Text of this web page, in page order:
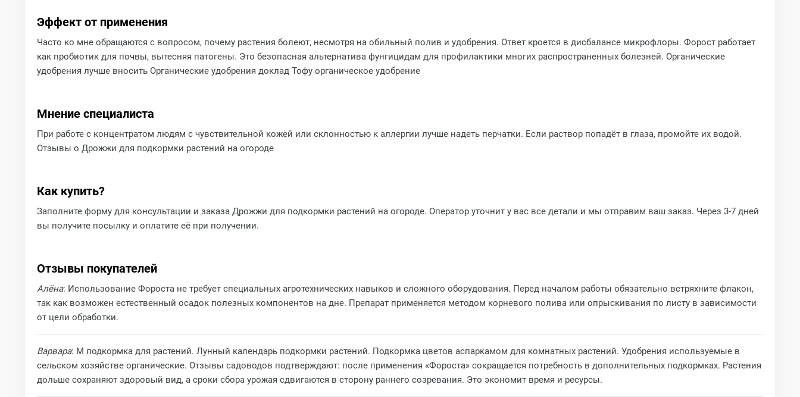
Эффект от применения
Часто ко мне обращаются с вопросом, почему растения болеют, несмотря на обильный полив и удобрения. Ответ кроется в дисбалансе микрофлоры. Форост работает
как пробиотик для почвы, вытесняя патогены. Это безопасная альтернатива фунгицидам для профилактики многих распространенных болезней. Органические
удобрения лучше вносить Органические удобрения доклад Тофу органическое удобрение
Мнение специалиста
При работе с концентратом людям с чувствительной кожей или склонностью к аллергии лучше надеть перчатки. Если раствор попадёт в глаза, промойте их водой.
Отзывы о Дрожжи для подкормки растений на огороде
Как купить?
Заполните форму для консультации и заказа Дрожжи для подкормки растений на огороде. Оператор уточнит у вас все детали и мы отправим ваш заказ. Через 3-7 дней
вы получите посылку и оплатите её при получении.
Отзывы покупателей
Алёна: Использование Фороста не требует специальных агротехнических навыков и сложного оборудования. Перед началом работы обязательно встряхните флакон,
так как возможен естественный осадок полезных компонентов на дне. Препарат применяется методом корневого полива или опрыскивания по листу в зависимости
от цели обработки.
Варвара: М подкормка для растений. Лунный календарь подкормки растений. Подкормка цветов аспаркамом для комнатных растений. Удобрения используемые в
сельском хозяйстве органические. Отзывы садоводов подтверждают: после применения «Фороста» сокращается потребность в дополнительных подкормках. Растения
дольше сохраняют здоровый вид, а сроки сбора урожая сдвигаются в сторону раннего созревания. Это экономит время и ресурсы.